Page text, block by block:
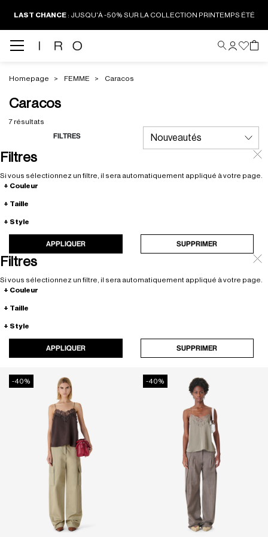
LAST CHANCE: JUSQU'À -50% SUR LA COLLECTION PRINTEMPS ÉTÉ
Homepage FEMME Caracos
Caracos
7 résultats
FILTRES
Filtres
Si vous sélectionnez un filtre, il sera automatiquement appliqué à votre page.
Couleur
Taille
Style
APPLIQUER SUPPRIMER
Filtres
Si vous sélectionnez un filtre, il sera automatiquement appliqué à votre page.
Couleur
Taille
Style
APPLIQUER SUPPRIMER
-40% -40%